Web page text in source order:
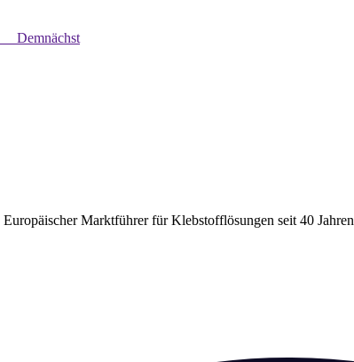
Demnächst
Marktführer für Klebstofflösungen seit 40 Jahren